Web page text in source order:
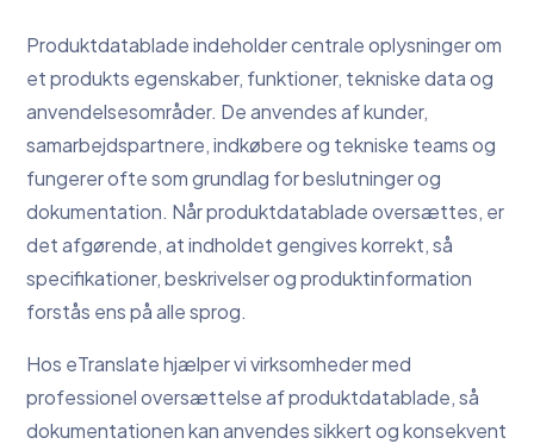
Produktdatablade indeholder centrale oplysninger om
et produkts egenskaber, funktioner, tekniske data og
anvendelsesområder. De anvendes af kunder,
samarbejdspartnere, indkøbere og tekniske teams og
fungerer ofte som grundlag for beslutninger og
dokumentation. Når produktdatablade oversættes, er
det afgørende, at indholdet gengives korrekt, så
specifikationer, beskrivelser og produktinformation
forstås ens på alle sprog.
Hos eTranslate hjælper vi virksomheder med
professionel oversættelse af produktdatablade, så
dokumentationen kan anvendes sikkert og konsekvent